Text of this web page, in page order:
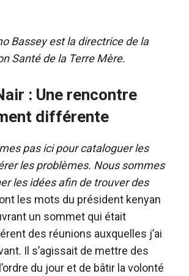
Bassey est la directrice de la
Santé de la Terre Mère.
: Une rencontre
différente
pas ici pour cataloguer les
les problèmes. Nous sommes
les idées afin de trouver des
les mots du président kenyan
un sommet qui était
des réunions auxquelles j’ai
Il s’agissait de mettre des
du jour et de bâtir la volonté